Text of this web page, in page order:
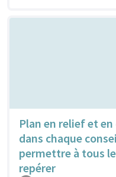
Plan en relief et
dans chaque
permettre à tous
repérer